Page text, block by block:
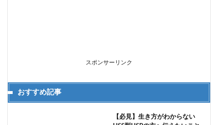
スポンサーリンク
おすすめ記事
【必見】生き方がわからない